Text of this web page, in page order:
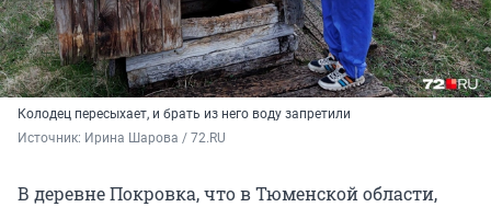
Колодец пересыхает, и брать из него воду запретили
Источник: Ирина Шарова / 72.RU
В деревне Покровка, что в Тюменской области,